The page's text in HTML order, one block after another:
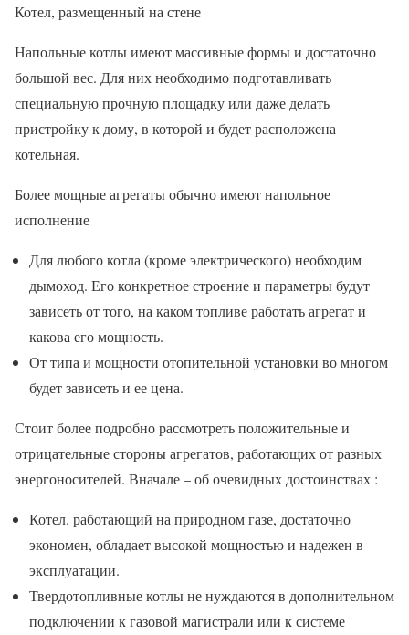
Котел, размещенный на стене
Напольные котлы имеют массивные формы и достаточно
большой вес. Для них необходимо подготавливать
специальную прочную площадку или даже делать
пристройку к дому, в которой и будет расположена
котельная.
Более мощные агрегаты обычно имеют напольное
исполнение
Для любого котла (кроме электрического) необходим
дымоход. Его конкретное строение и параметры будут
зависеть от того, на каком топливе работать агрегат и
какова его мощность.
От типа и мощности отопительной установки во многом
будет зависеть и ее цена.
Стоит более подробно рассмотреть положительные и
отрицательные стороны агрегатов, работающих от разных
энергоносителей. Вначале – об очевидных достоинствах :
Котел. работающий на природном газе, достаточно
экономен, обладает высокой мощностью и надежен в
эксплуатации.
Твердотопливные котлы не нуждаются в дополнительном
подключении к газовой магистрали или к системе